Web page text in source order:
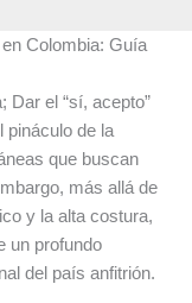
Colombia: Guía
Dar el “sí, acepto”
pináculo de la
que buscan
más allá de
y la alta costura,
un profundo
del país anfitrión.